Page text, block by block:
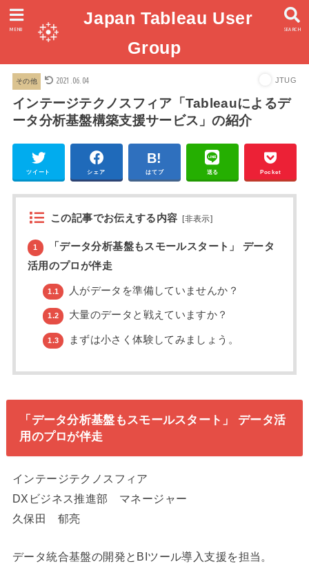
Japan Tableau User
Group
SEARCH
MENU
その他 2021.06.04 JTUG
インテージテクノスフィア「Tableauによるデ
ータ分析基盤構築支援サービス」の紹介
ツイート シェア はてブ 送る Pocket
この記事でお伝えする内容 [非表示]
1
「データ分析基盤もスモールスタート」 データ
活用のプロが伴走
1.1 人がデータを準備していませんか？
1.2 大量のデータと戦えていますか？
1.3 まずは小さく体験してみましょう。
「データ分析基盤もスモールスタート」 データ活
用のプロが伴走
インテージテクノスフィア
DXビジネス推進部 マネージャー
久保田 郁亮
データ統合基盤の開発とBIツール導入支援を担当。